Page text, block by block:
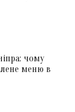
чому
меню в